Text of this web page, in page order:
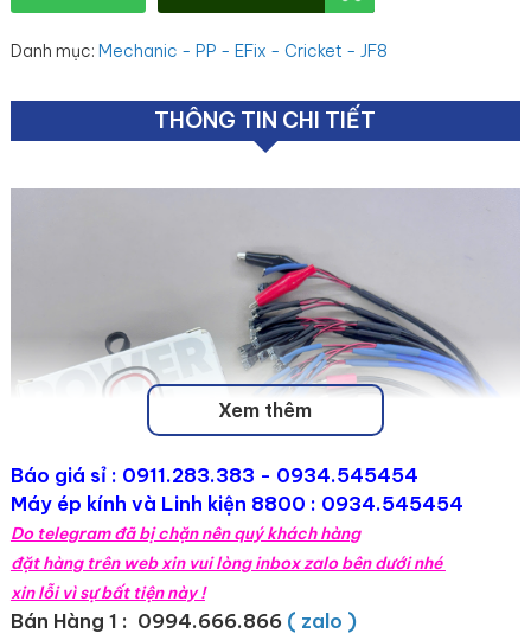
Danh mục: Mechanic - PP - EFix - Cricket - JF8
THÔNG TIN CHI TIẾT
Xem thêm
Báo giá sỉ : 0911.283.383 - 0934.545454
Máy ép kính và Linh kiện 8800 : 0934.545454
Do telegram đã bị chặn nên quý khách hàng
đặt hàng trên web xin vui lòng inbox zalo bên dưới nhé
xin lỗi vì sự bất tiện này !
Bán Hàng 1 : 0994.666.866 ( zalo )